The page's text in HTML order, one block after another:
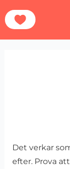
till
Hem Hundarna
Det verkar
efter. Prova
efter: